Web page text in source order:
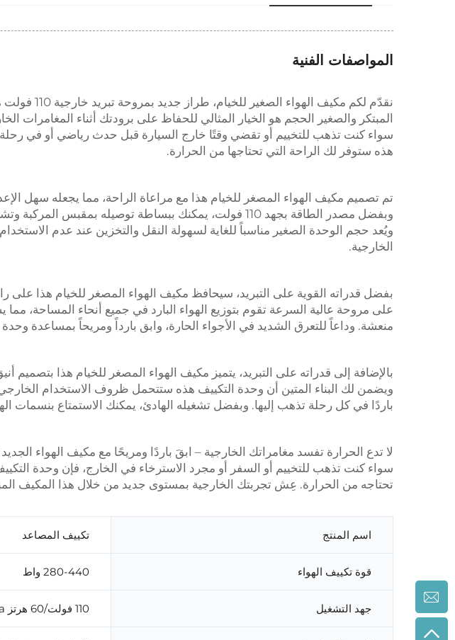
المواصفات الفنية
المبتكر والصغير الحجم هو الخيار المثالي للحفاظ على برودتك أثناء المغامرات
سواء كنت تذهب للتخييم أو تقضي وقتًا خارج السيارة قبل حدث رياضي أو في
هذه ستوفر لك الراحة التي تحتاجها من الحرارة.
تم تصميم مكيف الهواء المصغر للخيام هذا مع مراعاة الراحة، مما يجعله سهل
وبفضل مصدر الطاقة بجهد 110 فولت، يمكنك ببساطة توصيله بمقبس
ويُعد حجم الوحدة الصغير مناسباً للغاية لسهولة النقل والتخزين عند عدم
الخارجية.
بفضل قدراته القوية على التبريد، سيحافظ مكيف الهواء المصغر للخيام هذا على
على مروحة عالية السرعة تقوم بتوزيع الهواء البارد في جميع أنحاء المساحة،
منعشة. وداعاً للتعرق الشديد في الأجواء الحارة، وابق بارداً ومريحاً بمساعدة وحدة
بالإضافة إلى قدراته على التبريد، يتميز مكيف الهواء المصغر للخيام هذا
ويضمن لك البناء المتين أن وحدة التكييف هذه ستتحمل ظروف الاستخدام الخارجي
باردًا في كل رحلة تذهب إليها. وبفضل تشغيله الهادئ، يمكنك الاستمتاع بنسمات
سواء كنت تذهب للتخييم أو السفر أو مجرد الاسترخاء في الخارج، فإن وحدة
تحتاجه من الحرارة. عِش تجربتك الخارجية بمستوى جديد من خلال هذا المكيف
اسم المنتج تكييف المصاعد
قوة تكييف الهواء 280-440 واط
جهد التشغيل 110 فولت/60 هرتز R134a